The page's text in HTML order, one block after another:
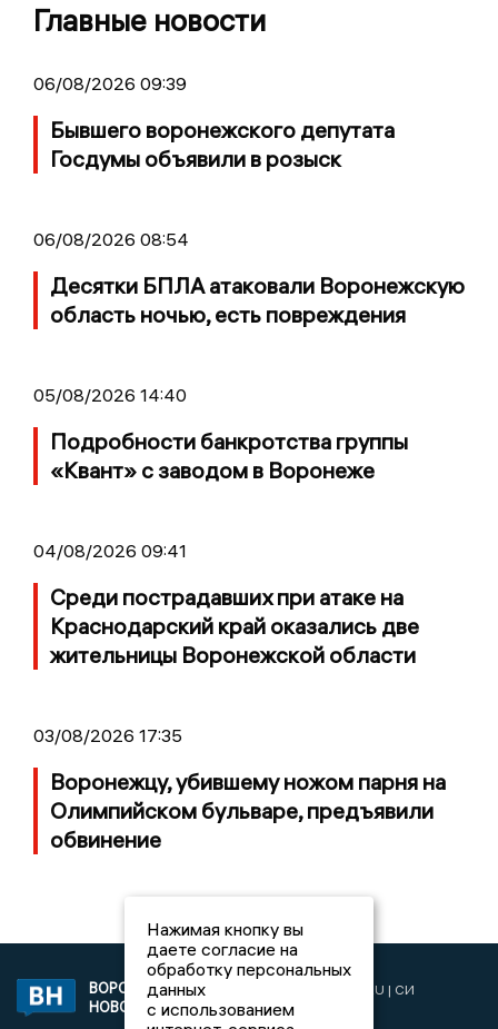
Главные новости
06/08/2026 09:39
Бывшего воронежского депутата
Госдумы объявили в розыск
06/08/2026 08:54
Десятки БПЛА атаковали Воронежскую
область ночью, есть повреждения
05/08/2026 14:40
Подробности банкротства группы
«Квант» с заводом в Воронеже
04/08/2026 09:41
Среди пострадавших при атаке на
Краснодарский край оказались две
жительницы Воронежской области
03/08/2026 17:35
Воронежцу, убившему ножом парня на
Олимпийском бульваре, предъявили
обвинение
ВОРОНЕЖСКИЕ
НОВОСТИ
2019 © VORONEZHNEWS.RU | СИ
«Воронежские новости»
Нажимая кнопку вы
даете согласие на
обработку персональных
данных
с использованием